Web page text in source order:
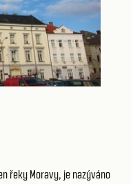
řeky Moravy, je nazýváno